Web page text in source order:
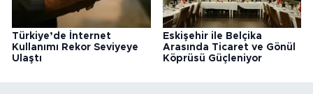
Türkiye’de İnternet
Kullanımı Rekor Seviyeye
Ulaştı
Eskişehir ile Belçika
Arasında Ticaret ve Gönül
Köprüsü Güçleniyor